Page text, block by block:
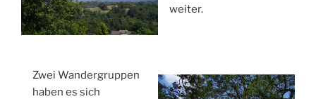
weiter.
Zwei Wandergruppen
haben es sich